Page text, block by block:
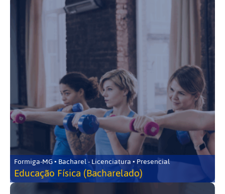
Formiga-MG • Bacharel - Licenciatura • Presencial
Educação Física (Bacharelado)